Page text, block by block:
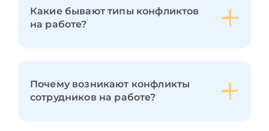
Какие бывают типы конфликтов
на работе?
Почему возникают конфликты
сотрудников на работе?